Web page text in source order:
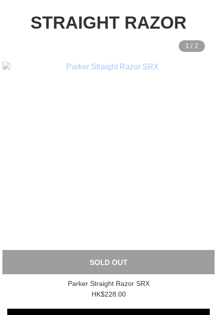
STRAIGHT RAZOR
SOLD OUT
Parker Straight Razor SRX
HK$228.00